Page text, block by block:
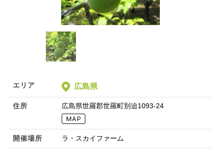
エリア 広島県
住所 広島県世羅郡世羅町別迫1093-24
開催場所 ラ・スカイファーム